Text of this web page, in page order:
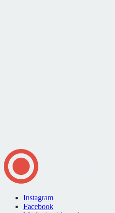
Instagram
Facebook